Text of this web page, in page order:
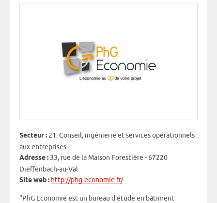
Secteur : 21. Conseil, ingénierie et services opérationnels
aux entreprises
Adresse : 33, rue de la Maison Forestière - 67220
Dieffenbach-au-Val
Site web : http://phg-economie.fr/
"PhG Economie est un bureau d’étude en bâtiment